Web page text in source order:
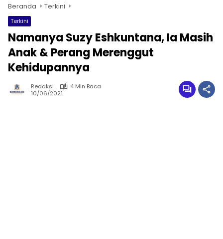
Beranda Terkini
Terkini
Namanya Suzy Eshkuntana, Ia Masih
Anak & Perang Merenggut
Kehidupannya
Redaksi
4 Min Baca
10/06/2021